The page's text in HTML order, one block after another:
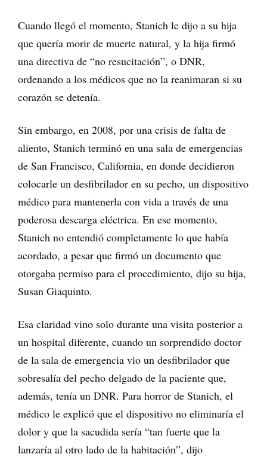
Cuando llegó el momento, Stanich le dijo a su hija
que quería morir de muerte natural, y la hija firmó
una directiva de “no resucitación”, o DNR,
ordenando a los médicos que no la reanimaran si su
corazón se detenía.
Sin embargo, en 2008, por una crisis de falta de
aliento, Stanich terminó en una sala de emergencias
de San Francisco, California, en donde decidieron
colocarle un desfibrilador en su pecho, un dispositivo
médico para mantenerla con vida a través de una
poderosa descarga eléctrica. En ese momento,
Stanich no entendió completamente lo que había
acordado, a pesar que firmó un documento que
otorgaba permiso para el procedimiento, dijo su hija,
Susan Giaquinto.
Esa claridad vino solo durante una visita posterior a
un hospital diferente, cuando un sorprendido doctor
de la sala de emergencia vio un desfibrilador que
sobresalía del pecho delgado de la paciente que,
además, tenía un DNR. Para horror de Stanich, el
médico le explicó que el dispositivo no eliminaría el
dolor y que la sacudida sería “tan fuerte que la
lanzaría al otro lado de la habitación”, dijo